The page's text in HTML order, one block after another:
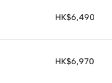
HK$6,490
HK$6,970